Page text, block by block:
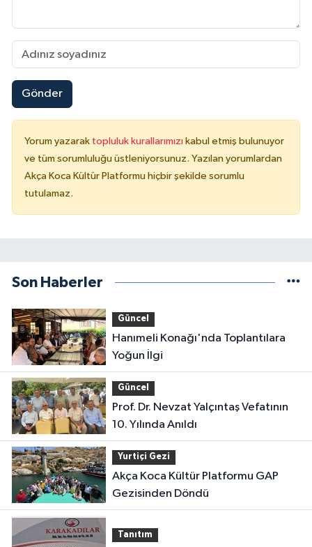
Gönder
Yorum yazarak topluluk kurallarımızı kabul etmiş bulunuyor
ve tüm sorumluluğu üstleniyorsunuz. Yazılan yorumlardan
Akça Koca Kültür Platformu hiçbir şekilde sorumlu
tutulamaz.
Son Haberler
Güncel
Hanımeli Konağı'nda Toplantılara
Yoğun İlgi
Güncel
Prof. Dr. Nevzat Yalçıntaş Vefatının
10. Yılında Anıldı
Yurtiçi Gezi
Akça Koca Kültür Platformu GAP
Gezisinden Döndü
Tanıtım